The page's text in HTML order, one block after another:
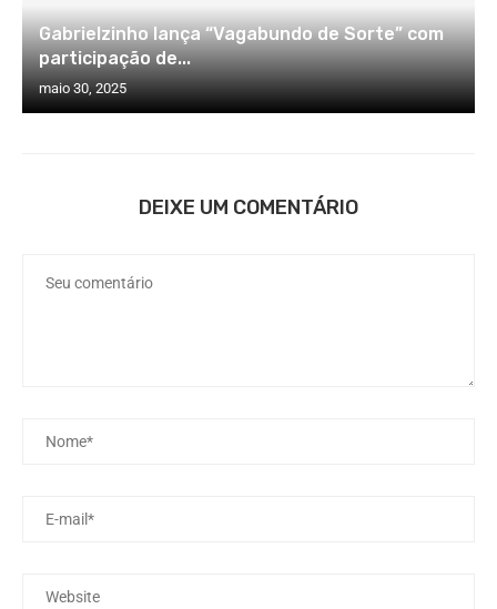
Gabrielzinho lança “Vagabundo de Sorte” com
participação de...
maio 30, 2025
DEIXE UM COMENTÁRIO